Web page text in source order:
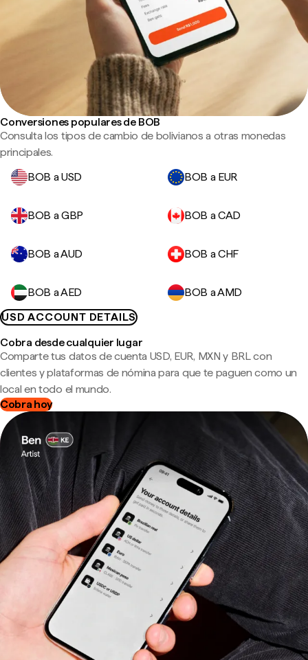
Conversiones populares de BOB
Consulta los tipos de cambio de bolivianos a otras monedas
principales.
BOB a USD
BOB a EUR
BOB a GBP BOB a CAD
BOB a AUD BOB a CHF
BOB a AED
BOB a AMD
USD ACCOUNT DETAILS
Cobra desde cualquier lugar
Comparte tus datos de cuenta USD, EUR, MXN y BRL con
clientes y plataformas de nómina para que te paguen como un
local en todo el mundo.
Cobra hoy